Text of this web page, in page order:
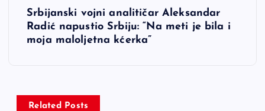
c
Srbijanski vojni analitičar Aleksandar
Radić napustio Srbiju: “Na meti je bila i
moja maloljetna kćerka”
Related Posts